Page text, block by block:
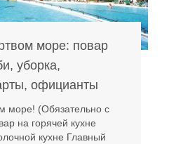
море: повар
уборка,
официанты
море! (Обязательно с
на горячей кухне
кухне Главный